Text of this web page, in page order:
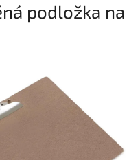
podložka